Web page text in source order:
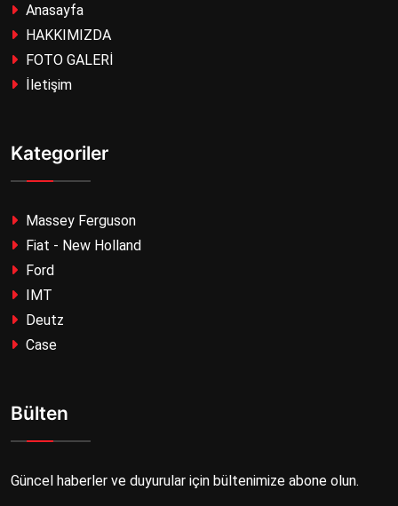
Anasayfa
HAKKIMIZDA
FOTO GALERİ
İletişim
Kategoriler
Massey Ferguson
Fiat - New Holland
Ford
IMT
Deutz
Case
Bülten
Güncel haberler ve duyurular için bültenimize abone olun.